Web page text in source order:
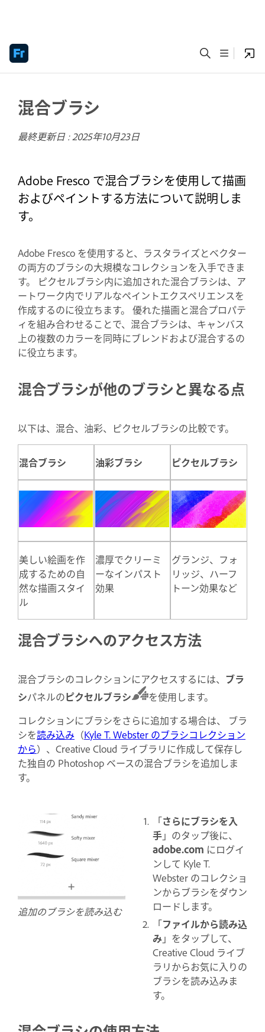
混合ブラシ
最終更新日 :2025年10月23日
Adobe Fresco で混合ブラシを使用して描画
およびペイントする方法について説明しま
す。
Adobe Fresco を使用すると、ラスタライズとベクター
の両方のブラシの大規模なコレクションを入手できま
す。 ピクセルブラシ内に追加された混合ブラシは、ア
ートワーク内でリアルなペイントエクスペリエンスを
作成するのに役立ちます。 優れた描画と混合プロパテ
ィを組み合わせることで、混合ブラシは、キャンバス
上の複数のカラーを同時にブレンドおよび混合するの
に役立ちます。
混合ブラシが他のブラシと異なる点
以下は、混合、油彩、ピクセルブラシの比較です。
混合ブラシ 油彩ブラシ ピクセルブラシ
美しい絵画を作
成するための自
然な描画スタイ
ル
濃厚でクリーミ
ーなインパスト
効果
グランジ、フォ
リッジ、ハーフ
トーン効果など
混合ブラシへのアクセス方法
混合ブラシのコレクションにアクセスするには、 ブラ
シパネルのピクセルブラシ
を使用します。
コレクションにブラシをさらに追加する場合は、 ブラ
シを読み込み （Kyle T. Webster のブラシコレクション
から）、Creative Cloud ライブラリに作成して保存し
た独自の Photoshop ベースの混合ブラシを追加しま
す。
「さらにブラシを入
手」のタップ後に、
adobe.com にログイ
ンして Kyle T.
Webster のコレクショ
ンからブラシをダウン
ロードします。
「ファイルから読み込
み」をタップして、
Creative Cloud ライブ
ラリからお気に入りの
ブラシを読み込みま
す。
追加のブラシを読み込む